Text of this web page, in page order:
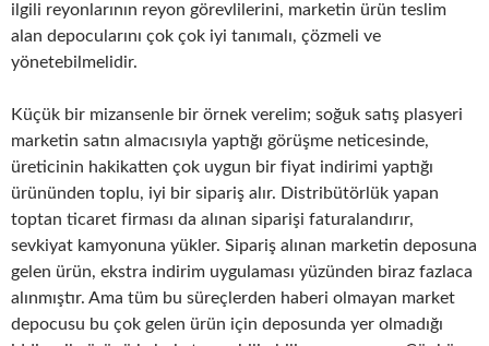
ilgili reyonlarının reyon görevlilerini, marketin ürün teslim
alan depocularını çok çok iyi tanımalı, çözmeli ve
yönetebilmelidir.
Küçük bir mizansenle bir örnek verelim; soğuk satış plasyeri
marketin satın almacısıyla yaptığı görüşme neticesinde,
üreticinin hakikatten çok uygun bir fiyat indirimi yaptığı
ürününden toplu, iyi bir sipariş alır. Distribütörlük yapan
toptan ticaret firması da alınan siparişi faturalandırır,
sevkiyat kamyonuna yükler. Sipariş alınan marketin deposuna
gelen ürün, ekstra indirim uygulaması yüzünden biraz fazlaca
alınmıştır. Ama tüm bu süreçlerden haberi olmayan market
depocusu bu çok gelen ürün için deposunda yer olmadığı